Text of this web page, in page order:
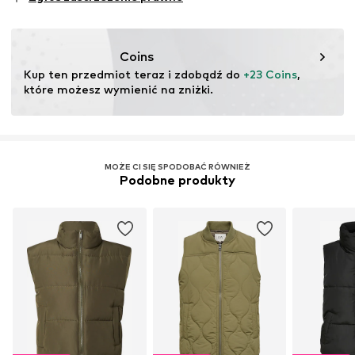
testu
Ten produkt zawiera materiały pochodzące z recyklingu
pochodzących z recyklingu może zmniejszyć
zapotrzebowanie na surowce, uniknąć odpadów i chronić
zasoby naturalne.
Coins
Kup ten przedmiot teraz i zdobądź do +23 Coins,
które możesz wymienić na zniżki.
MOŻE CI SIĘ SPODOBAĆ RÓWNIEŻ
Podobne produkty